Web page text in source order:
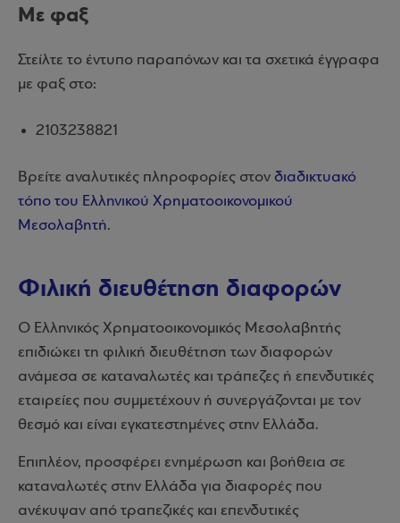
Με φαξ
Στείλτε το έντυπο παραπόνων και τα σχετικά έγγραφα
με φαξ στο:
2103238821
Βρείτε αναλυτικές πληροφορίες στον διαδικτυακό
τόπο του Ελληνικού Χρηματοοικονομικού
Μεσολαβητή.
Φιλική διευθέτηση διαφορών
Ο Ελληνικός Χρηματοοικονομικός Μεσολαβητής
επιδιώκει τη φιλική διευθέτηση των διαφορών
ανάμεσα σε καταναλωτές και τράπεζες ή επενδυτικές
εταιρείες που συμμετέχουν ή συνεργάζονται με τον
θεσμό και είναι εγκατεστημένες στην Ελλάδα.
Επιπλέον, προσφέρει ενημέρωση και βοήθεια σε
καταναλωτές στην Ελλάδα για διαφορές που
ανέκυψαν από τραπεζικές και επενδυτικές